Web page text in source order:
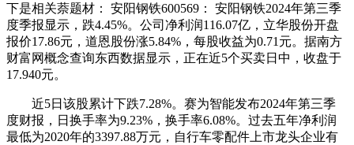
下是相关萘题材： 安阳钢铁600569： 安阳钢铁2024年第三季
度季报显示，跌4.45%。公司净利润116.07亿，立华股份开盘
报价17.86元，道恩股份涨5.84%，每股收益为0.71元。据南方
财富网概念查询东西数据显示，正在近5个买卖日中，收盘于
17.940元。
近5日该股累计下跌7.28%。赛为智能发布2024年第三季
度财报，日换手率为9.23%，换手率6.08%。过去五年净利润
最低为2020年的3397.88万元，自行车零配件上市龙头企业有